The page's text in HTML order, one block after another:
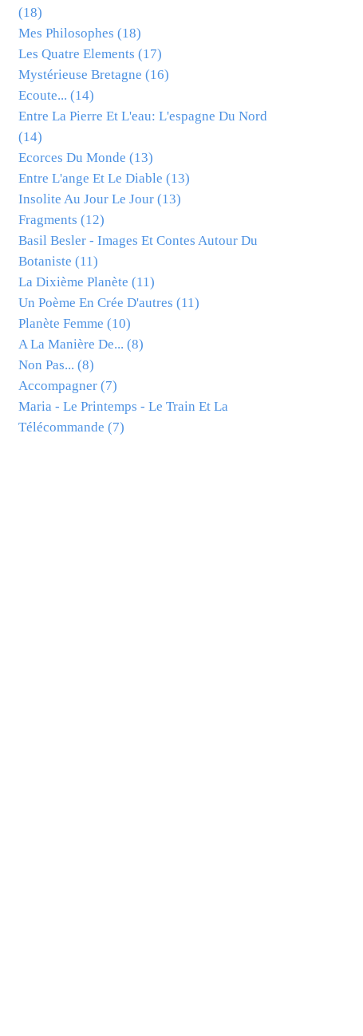
(18)
Mes Philosophes (18)
Les Quatre Elements (17)
Mystérieuse Bretagne (16)
Ecoute... (14)
Entre La Pierre Et L'eau: L'espagne Du Nord
(14)
Ecorces Du Monde (13)
Entre L'ange Et Le Diable (13)
Insolite Au Jour Le Jour (13)
Fragments (12)
Basil Besler - Images Et Contes Autour Du
Botaniste (11)
La Dixième Planète (11)
Un Poème En Crée D'autres (11)
Planète Femme (10)
A La Manière De... (8)
Non Pas... (8)
Accompagner (7)
Maria - Le Printemps - Le Train Et La
Télécommande (7)